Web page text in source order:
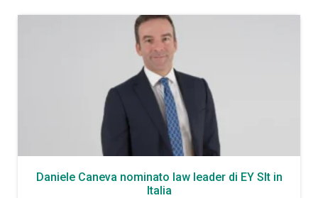
Daniele Caneva nominato law leader di EY Slt in
Italia